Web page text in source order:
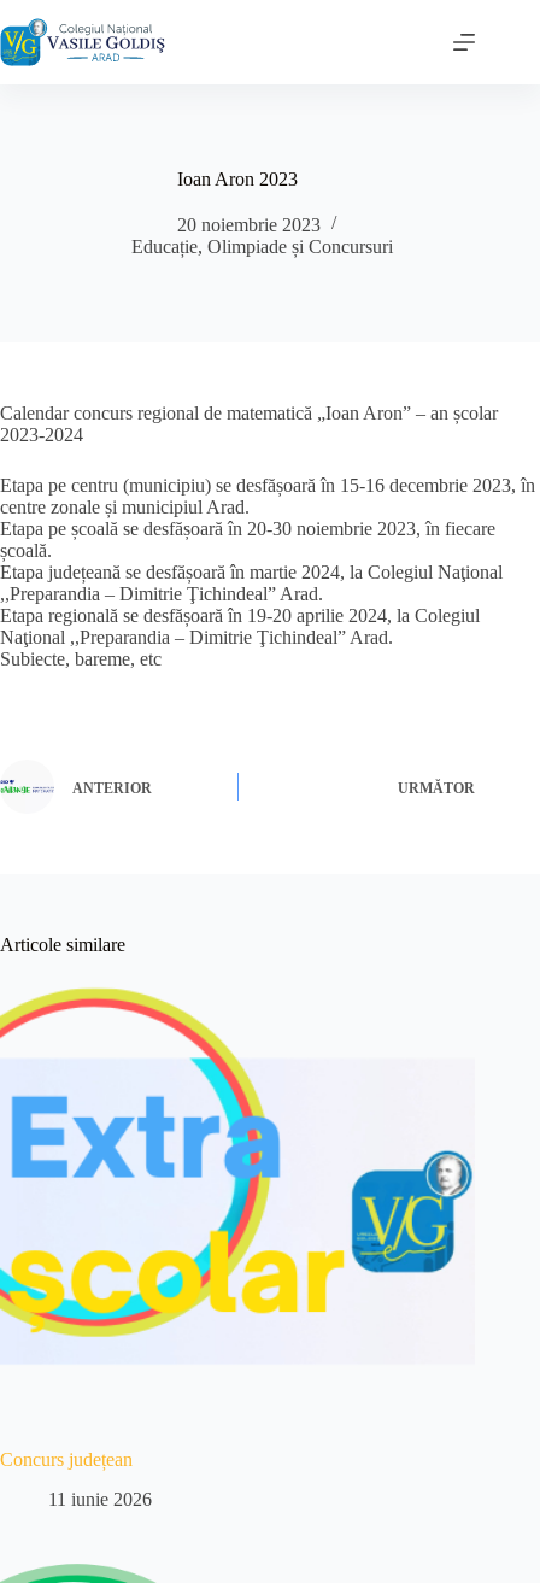
la
conținut
Ioan Aron 2023
20 noiembrie 2023
Educație, Olimpiade și Concursuri
Calendar concurs regional de matematică „Ioan Aron” – an școlar
2023-2024
Etapa pe centru (municipiu) se desfășoară în 15-16 decembrie 2023, în
centre zonale și municipiul Arad.
Etapa pe școală se desfășoară în 20-30 noiembrie 2023, în fiecare
școală.
Etapa județeană se desfășoară în martie 2024, la Colegiul Naţional
,,Preparandia – Dimitrie Ţichindeal” Arad.
Etapa regională se desfășoară în 19-20 aprilie 2024, la Colegiul
Naţional ,,Preparandia – Dimitrie Ţichindeal” Arad.
Subiecte, bareme, etc
ANTERIOR URMĂTOR
Articole similare
Concurs județean
11 iunie 2026